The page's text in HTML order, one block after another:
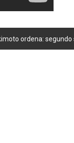
ordena: segundo sencillo de Sashiko,